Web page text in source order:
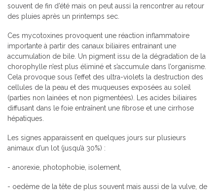
souvent de fin d’été mais on peut aussi la rencontrer au retour
des pluies après un printemps sec.
Ces mycotoxines provoquent une réaction inflammatoire
importante à partir des canaux biliaires entrainant une
accumulation de bile. Un pigment issu de la dégradation de la
chorophylle n’est plus éliminé et s’accumule dans l’organisme.
Cela provoque sous l’effet des ultra-violets la destruction des
cellules de la peau et des muqueuses exposées au soleil
(parties non lainées et non pigmentées). Les acides biliaires
diffusant dans le foie entraînent une fibrose et une cirrhose
hépatiques.
Les signes apparaissent en quelques jours sur plusieurs
animaux d’un lot (jusqu’à 30%) :
- anorexie, photophobie, isolement,
- oedème de la tête de plus souvent mais aussi de la vulve, de